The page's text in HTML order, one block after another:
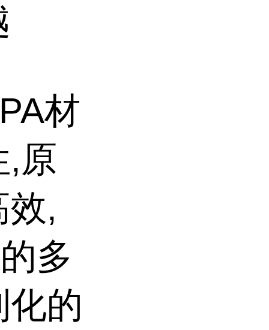
材
,原
,
多
的